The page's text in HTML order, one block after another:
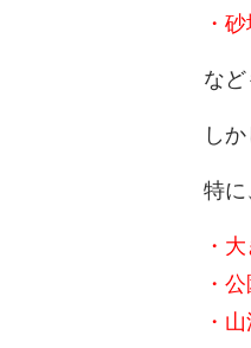
・
など
し
特に
・
・
・